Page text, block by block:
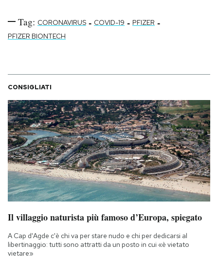
Tag: CORONAVIRUS - COVID-19 - PFIZER -
PFIZER BIONTECH
CONSIGLIATI
Il villaggio naturista più famoso d’Europa, spiegato
A Cap d'Agde c'è chi va per stare nudo e chi per dedicarsi al
libertinaggio: tutti sono attratti da un posto in cui «è vietato
vietare»